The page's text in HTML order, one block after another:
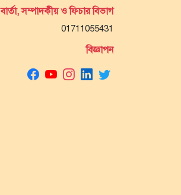
বার্তা, সম্পাদকীয় ও ফিচার বিভাগ
01711055431
বিজ্ঞাপন